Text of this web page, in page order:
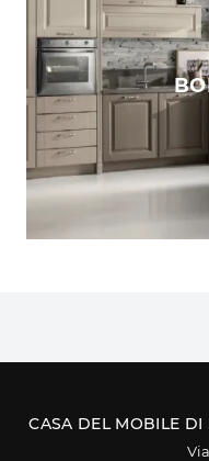
CASA DEL MOBILE DI